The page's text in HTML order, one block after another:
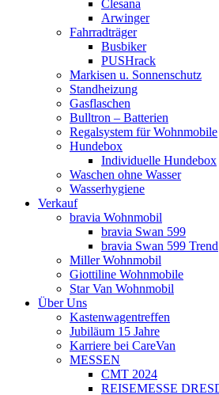
Clesana
Arwinger
Fahrradträger
Busbiker
PUSHrack
Markisen u. Sonnenschutz
Standheizung
Gasflaschen
Bulltron – Batterien
Regalsystem für Wohnmobile
Hundebox
Individuelle Hundebox
Waschen ohne Wasser
Wasserhygiene
Verkauf
bravia Wohnmobil
bravia Swan 599
bravia Swan 599 Trend
Miller Wohnmobil
Giottiline Wohnmobile
Star Van Wohnmobil
Über Uns
Kastenwagentreffen
Jubiläum 15 Jahre
Karriere bei CareVan
MESSEN
CMT 2024
REISEMESSE